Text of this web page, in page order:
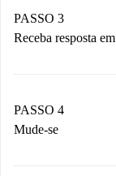
Não
PASSO 3
Receba resposta
proprietário.
Se recusada:
PASSO 4
Mude-se